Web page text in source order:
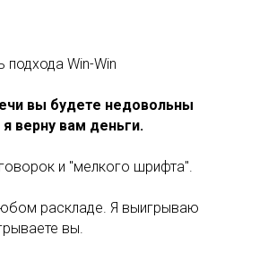
Win-Win
вы будете недовольны
верну вам деньги.
и "мелкого шрифта".
раскладе. Я выигрываю
вы.